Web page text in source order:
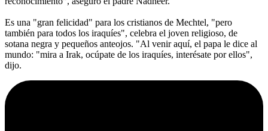
Es una "gran felicidad" para los cristianos de Mechtel, "pero
también para todos los iraquíes", celebra el joven religioso, de
sotana negra y pequeños anteojos. "Al venir aquí, el papa le dice al
mundo: "mira a Irak, ocúpate de los iraquíes, interésate por ellos",
dijo.